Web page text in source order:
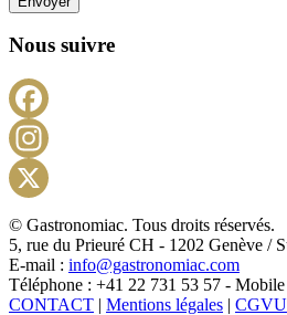
Nous suivre
X
© Gastronomiac. Tous droits réservés.
5, rue du Prieuré CH - 1202 Genève /
E-mail : info@gastronomiac.com
Téléphone : +41 22 731 53 57 -
CONTACT | Mentions légales | CGVU